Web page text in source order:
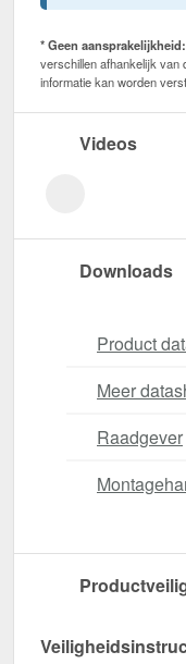
* Geen aansprakelijkheid:
verschillen afhankelijk van
informatie kan worden
Videos
Downloads
Product
Meer
Raadgever